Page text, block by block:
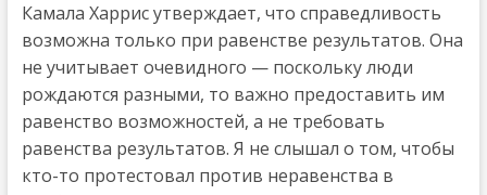
Камала Харрис утверждает, что справедливость
возможна только при равенстве результатов. Она
не учитывает очевидного — поскольку люди
рождаются разными, то важно предоставить им
равенство возможностей, а не требовать
равенства результатов. Я не слышал о том, чтобы
кто-то протестовал против неравенства в